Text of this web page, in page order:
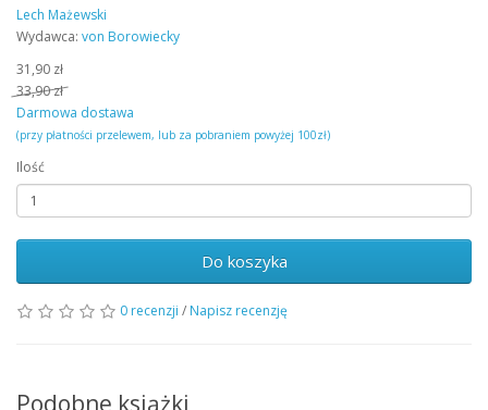
Lech Mażewski
Wydawca: von Borowiecky
31,90 zł
33,90 zł
Darmowa dostawa
(przy płatności przelewem, lub za pobraniem powyżej 100zł)
Ilość
Do koszyka
0 recenzji / Napisz recenzję
Podobne książki